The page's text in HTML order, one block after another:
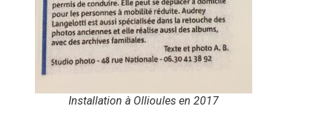
Installation à Ollioules en 2017